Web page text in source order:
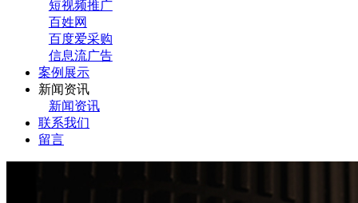
短视频推广
百姓网
百度爱采购
信息流广告
案例展示
新闻资讯
新闻资讯
联系我们
留言